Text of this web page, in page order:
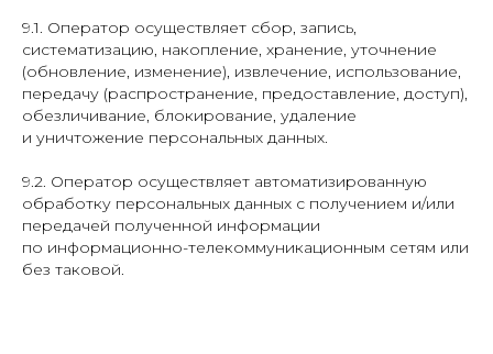
9.1. Оператор осуществляет сбор, запись,
систематизацию, накопление, хранение, уточнение
(обновление, изменение), извлечение, использование,
передачу (распространение, предоставление, доступ),
обезличивание, блокирование, удаление
и уничтожение персональных данных.
9.2. Оператор осуществляет автоматизированную
обработку персональных данных с получением и/или
передачей полученной информации
по информационно-телекоммуникационным сетям или
без таковой.